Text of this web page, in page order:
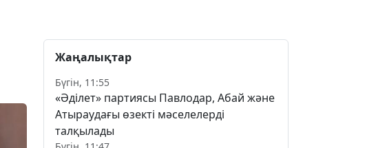
Жаңалықтар
Бүгін, 11:55
«Әділет» партиясы Павлодар, Абай және
Атыраудағы өзекті мәселелерді
талқылады